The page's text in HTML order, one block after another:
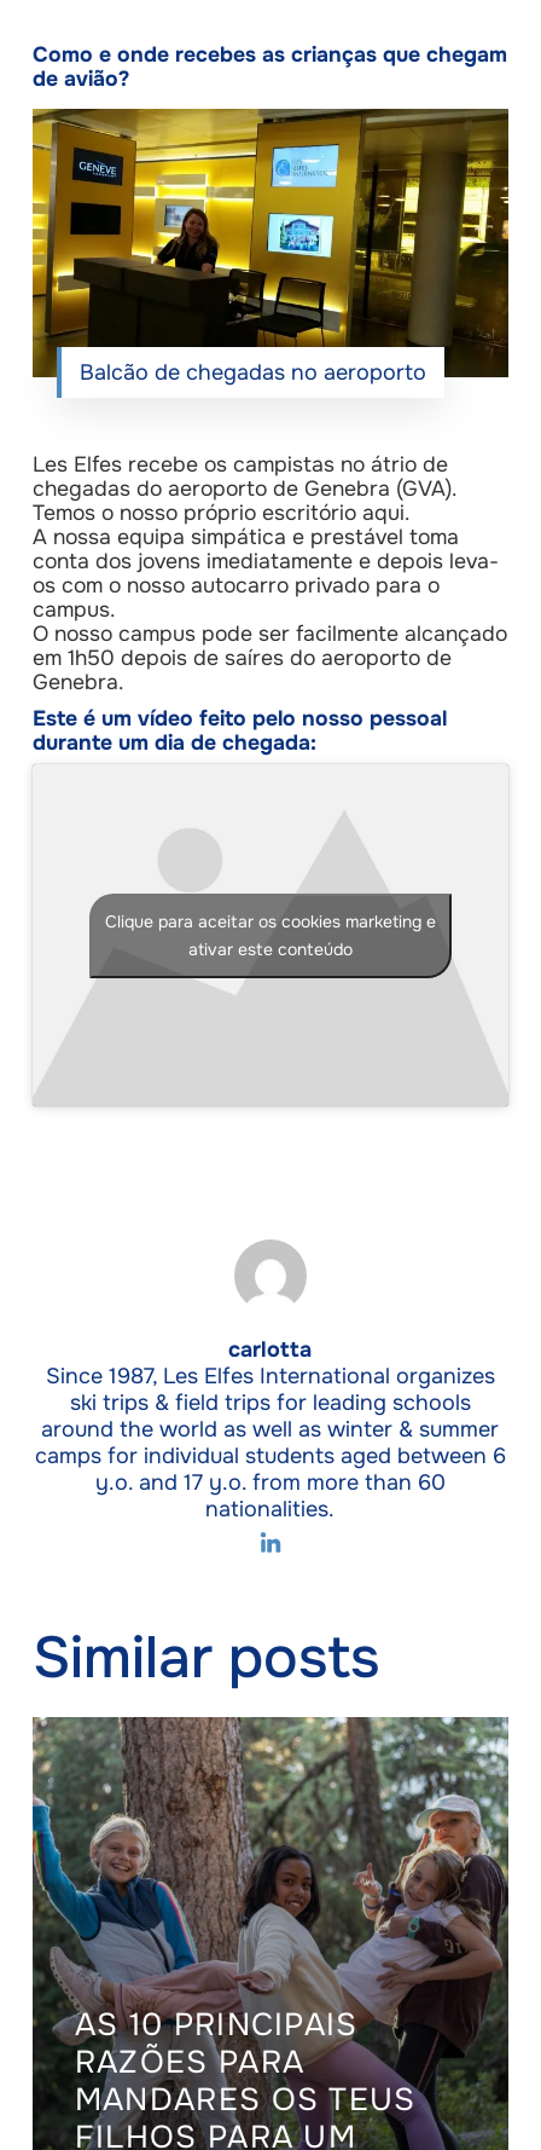
Como e onde recebes as crianças que chegam
de avião?
Balcão de chegadas no aeroporto
Les Elfes recebe os campistas no átrio de
chegadas do aeroporto de Genebra (GVA).
Temos o nosso próprio escritório aqui.
A nossa equipa simpática e prestável toma
conta dos jovens imediatamente e depois leva-
os com o nosso autocarro privado para o
campus.
O nosso campus pode ser facilmente alcançado
em 1h50 depois de saíres do aeroporto de
Genebra.
Este é um vídeo feito pelo nosso pessoal
durante um dia de chegada:
Clique para aceitar os cookies marketing e
ativar este conteúdo
carlotta
Since 1987, Les Elfes International organizes
ski trips & field trips for leading schools
around the world as well as winter & summer
camps for individual students aged between 6
y.o. and 17 y.o. from more than 60
nationalities.
Similar posts
AS 10 PRINCIPAIS
RAZÕES PARA
MANDARES OS TEUS
FILHOS PARA UM